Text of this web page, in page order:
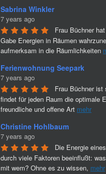
Sabrina Winkler
7 years ago
Frau Büchner
Gabe Energien in Räumen
aufmerksam in die Räumlichkeiten
Ferienwohnung Seepark
7 years ago
Frau Büchner ist
findet für jeden Raum die optimale
freundliche und offene Art mehr
Christine Hohlbaum
7 years ago
Die Energie
durch viele Faktoren beeinflußt:
mit wem? Ohne es zu wissen, mehr